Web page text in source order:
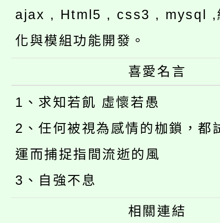
ajax , Html5 , css3 , mysql ,
化與模組功能開發。
喜愛名言
1、求知若飢 虛懷若愚
2、任何被視為感情的枷鎖，都
運而捕捉指間流逝的風
3、自強不息
相關連結